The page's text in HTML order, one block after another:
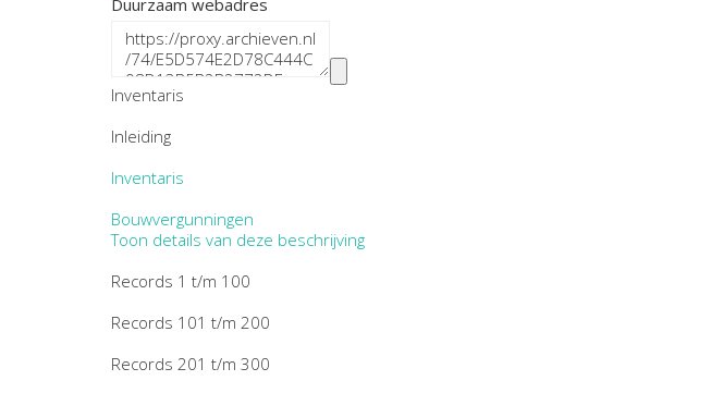
Inventaris
Inleiding
Inventaris
Bouwvergunningen
Toon details van deze beschrijving
Records 1 t/m 100
Records 101 t/m 200
Records 201 t/m 300